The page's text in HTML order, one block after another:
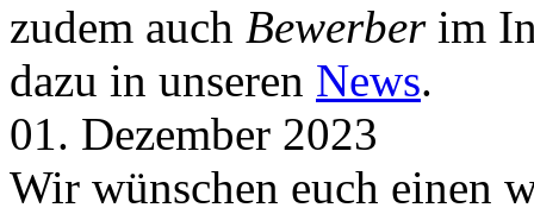
zudem auch Bewerberim
dazu in unseren News.
01. Dezember 2023
Wir wünschen euch einen